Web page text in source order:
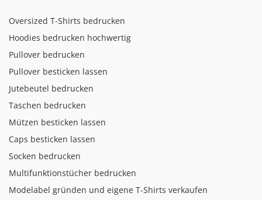
Oversized T-Shirts bedrucken
Hoodies bedrucken hochwertig
Pullover bedrucken
Pullover besticken lassen
Jutebeutel bedrucken
Taschen bedrucken
Mützen besticken lassen
Caps besticken lassen
Socken bedrucken
Multifunktionstücher bedrucken
Modelabel gründen und eigene T-Shirts verkaufen